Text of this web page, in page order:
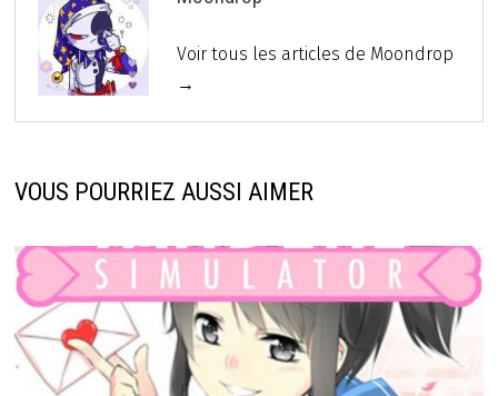
Voir tous les articles de Moondrop
→
VOUS POURRIEZ AUSSI AIMER